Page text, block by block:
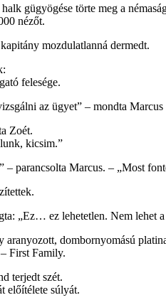
gügyögése törte meg a
nézőt.
mozdulatlanná dermedt.
felesége.
az ügyet” – mondta
Zoét.
kicsim.”
– parancsolta Marcus. – „Most
„Ez… ez lehetetlen. Nem lehet
aranyozott, dombornyomású
First Family.
terjedt szét.
előítélete súlyát.